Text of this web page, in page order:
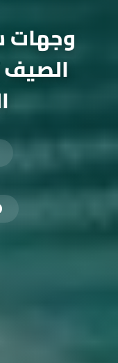
وجهات
الصيف